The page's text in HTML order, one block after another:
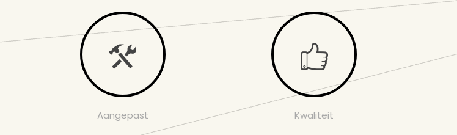
Aangepast Kwaliteit